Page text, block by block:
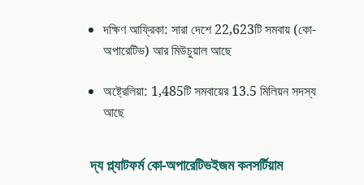
দক্ষিণ আফ্রিকা: সারা দেশে 22,623টি সমবায় (কো-
অপারেটিভ) আর মিউচুয়াল আছে
অষ্ট্রেলিয়া: 1,485টি সমবায়ের 13.5 মিলিয়ন সদস্য
আছে
দ্য প্ল্যাটফর্ম কো-অপারেটিভইজম কনসর্টিয়াম